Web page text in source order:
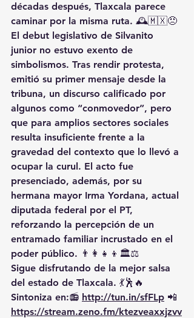
décadas después, Tlaxcala parece
caminar por la misma ruta. 🕰️🇲🇽😠
El debut legislativo de Silvanito
junior no estuvo exento de
simbolismos. Tras rendir protesta,
emitió su primer mensaje desde la
tribuna, un discurso calificado por
algunos como “conmovedor”, pero
que para amplios sectores sociales
resulta insuficiente frente a la
gravedad del contexto que lo llevó a
ocupar la curul. El acto fue
presenciado, además, por su
hermana mayor Irma Yordana, actual
diputada federal por el PT,
reforzando la percepción de un
entramado familiar incrustado en el
poder público. 👨‍👩‍👧‍👦🏛️⚖️
Sigue disfrutando de la mejor salsa
del estado de Tlaxcala. 💃🕺🔥
Sintoniza en:📻 http://tun.in/sfFLp 📲
https://stream.zeno.fm/ktezveaxxjzvv